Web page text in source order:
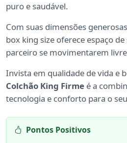
puro e saudável.
Com suas dimensões
box king size oferece espaço
parceiro se movimentarem
Invista em qualidade de vida e
Colchão King Firme é a
tecnologia e conforto para o
Pontos Positivos